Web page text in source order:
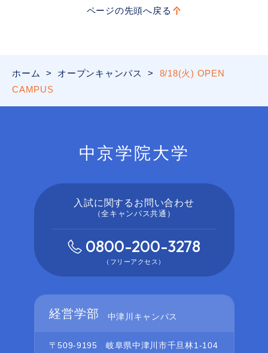
ページの先頭へ戻る
ホーム > オープンキャンパス > 8/18(火) OPEN
CAMPUS
中京学院大学
入試に関するお問い合わせ
（全キャンパス共通）
0800-200-3278
（フリーアクセス）
経営学部 中津川キャンパス
〒509-9195
岐阜県中津川市千旦林1-104